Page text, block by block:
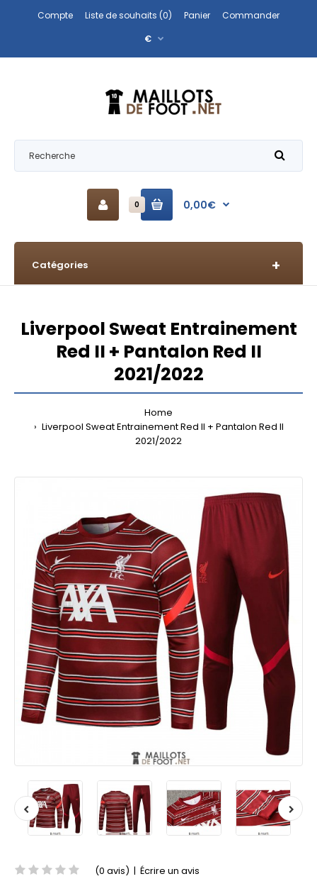
Compte Liste de souhaits (0) Panier
Commander
€
0 0,00€
Catégories
Liverpool Sweat Entrainement
Red II + Pantalon Red II
2021/2022
Home
Liverpool Sweat Entrainement Red II + Pantalon Red II
2021/2022
(0 avis) | Écrire un avis